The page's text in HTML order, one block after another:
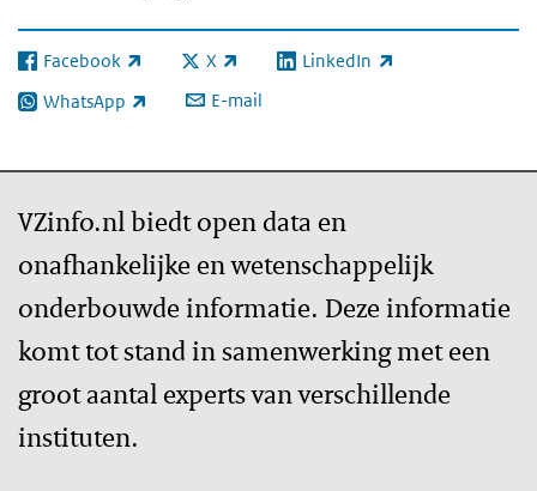
Facebook
(externe link) X
(externe link) LinkedIn
(externe link)
WhatsApp
(externe link) E-mail
VZinfo.nl biedt open data en
onafhankelijke en wetenschappelijk
onderbouwde informatie. Deze informatie
komt tot stand in samenwerking met een
groot aantal experts van verschillende
instituten.